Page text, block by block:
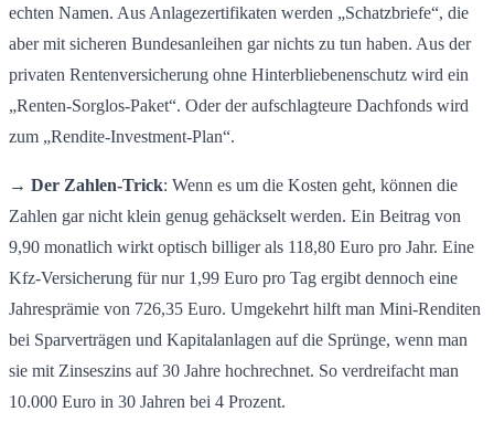
ech­ten Namen. Aus An­la­ge­zer­ti­fi­ka­ten wer­den „Schatz­brie­fe“, die
aber mit si­che­ren Bun­des­an­lei­hen gar nichts zu tun haben. Aus der
pri­va­ten Ren­ten­ver­si­che­rung ohne Hin­ter­blie­be­nen­schutz wird ein
„Ren­ten-Sorg­los-Pa­ket“. Oder der auf­schlag­teu­re Dach­fonds wird
zum „Ren­di­te-In­vest­ment-Plan“.
→ Der Zah­len-Trick: Wenn es um die Kos­ten geht, kön­nen die
Zah­len gar nicht klein genug ge­häck­selt wer­den. Ein Bei­trag von
9,90 mo­nat­lich wirkt op­tisch bil­li­ger als 118,80 Euro pro Jahr. Eine
Kfz-Ver­si­che­rung für nur 1,99 Euro pro Tag er­gibt den­noch eine
Jah­res­prä­mie von 726,35 Euro. Um­ge­kehrt hilft man Mi­ni-Ren­di­ten
bei Spar­ver­trä­gen und Ka­pi­tal­an­la­gen auf die Sprün­ge, wenn man
sie mit Zin­ses­zins auf 30 Jahre hoch­rech­net. So ver­drei­facht man
10.000 Euro in 30 Jah­ren bei 4 Pro­zent.